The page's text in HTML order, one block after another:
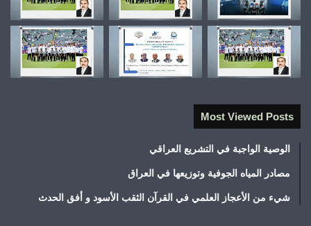
Most Viewed Posts
الوصية الواجبة في التشريع العراقي
مصادر المياه الجوفية وتوزيعها في العراق
شيء من الأعجاز العلمي في القرآن الثقب الأسود و أفق الحدث